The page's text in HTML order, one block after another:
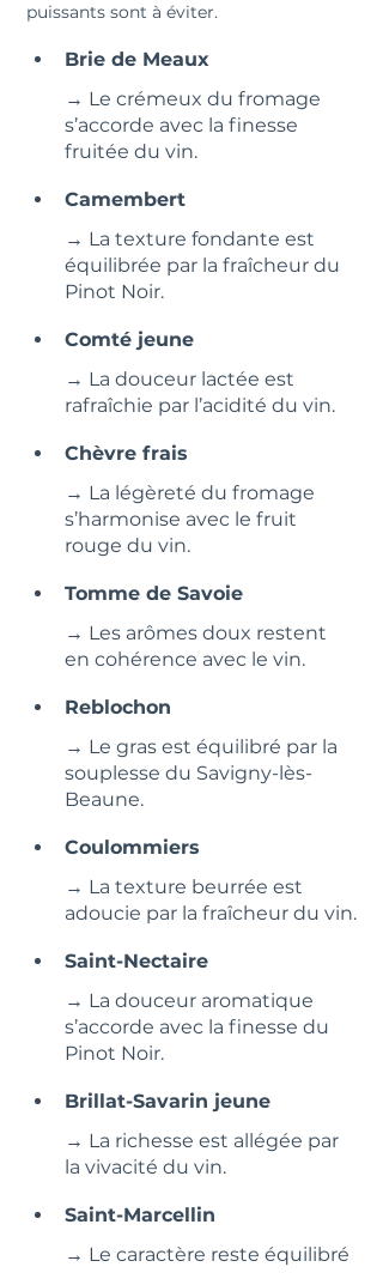
puissants sont à éviter.
Brie de Meaux
→ Le crémeux du fromage
s’accorde avec la finesse
fruitée du vin.
Camembert
→ La texture fondante est
équilibrée par la fraîcheur du
Pinot Noir.
Comté jeune
→ La douceur lactée est
rafraîchie par l’acidité du vin.
Chèvre frais
→ La légèreté du fromage
s’harmonise avec le fruit
rouge du vin.
Tomme de Savoie
→ Les arômes doux restent
en cohérence avec le vin.
Reblochon
→ Le gras est équilibré par la
souplesse du Savigny-lès-
Beaune.
Coulommiers
→ La texture beurrée est
adoucie par la fraîcheur du vin.
Saint-Nectaire
→ La douceur aromatique
s’accorde avec la finesse du
Pinot Noir.
Brillat-Savarin jeune
→ La richesse est allégée par
la vivacité du vin.
Saint-Marcellin
→ Le caractère reste équilibré